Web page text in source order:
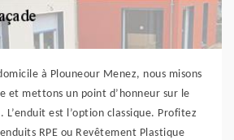
à Plouneour Menez, nous misons
et mettons un point d’honneur sur le
est l’option classique. Profitez
RPE ou Revêtement Plastique